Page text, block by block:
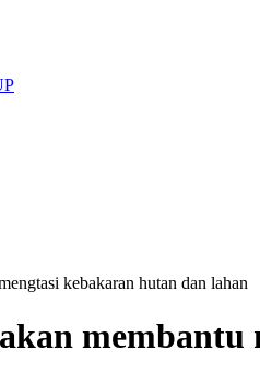
kebakaran hutan dan lahan